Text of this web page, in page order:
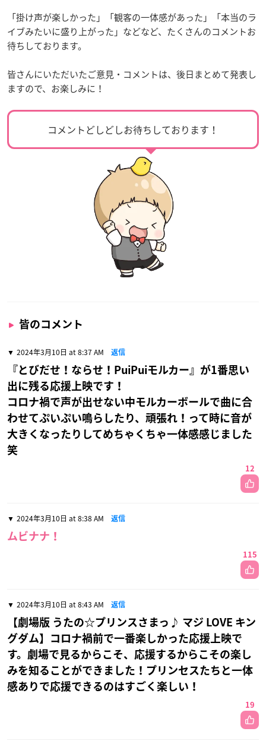
「掛け声が楽しかった」「観客の一体感があった」「本当のラ
イブみたいに盛り上がった」などなど、たくさんのコメントお
待ちしております。
皆さんにいただいたご意見・コメントは、後日まとめて発表し
ますので、お楽しみに！
コメントどしどしお待ちしております！
皆のコメント
2024年3月10日 at 8:37 AM 返信
『とびだせ！ならせ！PuiPuiモルカー』が1番思い
出に残る応援上映です！
コロナ禍で声が出せない中モルカーボールで曲に合
わせてぷいぷい鳴らしたり、頑張れ！って時に音が
大きくなったりしてめちゃくちゃ一体感感じました
笑
12
2024年3月10日 at 8:38 AM 返信
ムビナナ！
115
2024年3月10日 at 8:43 AM 返信
【劇場版 うたの☆プリンスさまっ♪ マジ LOVE キン
グダム】コロナ禍前で一番楽しかった応援上映で
す。劇場で見るからこそ、応援するからこその楽し
みを知ることができました！プリンセスたちと一体
感ありで応援できるのはすごく楽しい！
19